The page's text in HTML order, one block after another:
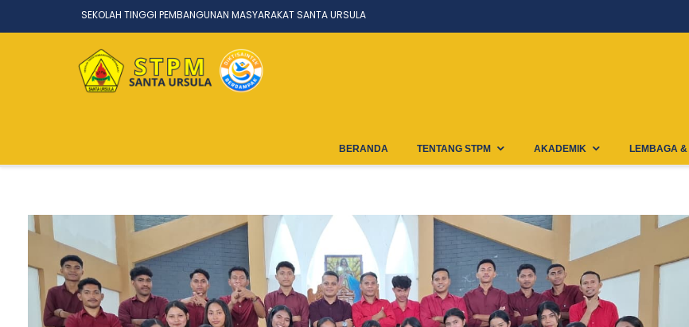
SEKOLAH TINGGI PEMBANGUNAN MASYARAKAT SANTA URSULA
BERANDA TENTANG STPM AKADEMIK LEMBAGA &